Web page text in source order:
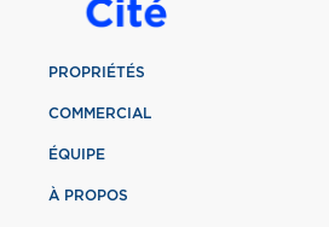
PROPRIÉTÉS
COMMERCIAL
ÉQUIPE
À PROPOS